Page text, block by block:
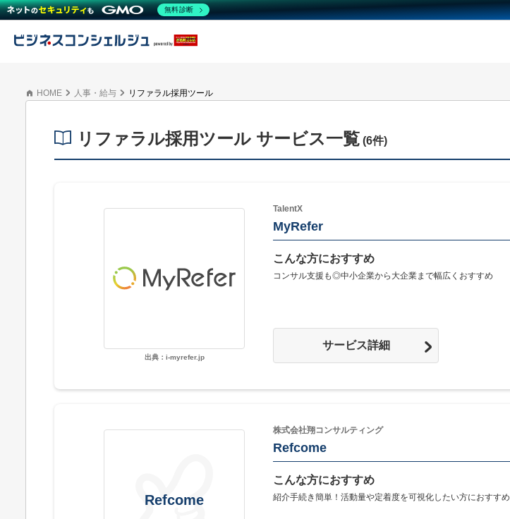
HOME 人事・給与 リファラル採用ツール
リファラル採用ツール サービス一覧 (6件)
出典：i-myrefer.jp
TalentX
MyRefer
こんな方におすすめ
コンサル支援も◎中小企業から大企業まで幅広くおすすめ
サービス詳細
Refcome
株式会社翔コンサルティング
Refcome
こんな方におすすめ
紹介手続き簡単！活動量や定着度を可視化したい方におすすめ
無料診断